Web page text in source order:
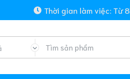
Thời gian làm việc: Từ